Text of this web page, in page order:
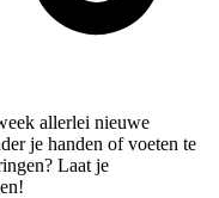
allerlei nieuwe
je handen of voeten te
Laat je